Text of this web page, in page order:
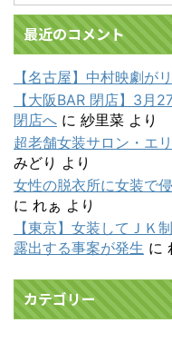
最近のコメント
【名古屋】中村映劇が
【大阪BAR 閉店】3月
閉店へ に 紗里菜 より
超老舗女装サロン・エ
みどり より
女性の脱衣所に女装で
に れぁ より
【東京】女装してＪＫ
露出する事案が発生 に
カテゴリー